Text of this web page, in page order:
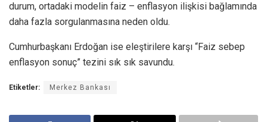
durum, ortadaki modelin faiz – enflasyon ilişkisi bağlamında
daha fazla sorgulanmasına neden oldu.
Cumhurbaşkanı Erdoğan ise eleştirilere karşı “Faiz sebep
enflasyon sonuç” tezini sık sık savundu.
Etiketler: Merkez Bankası